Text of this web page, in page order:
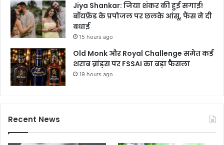
Jiya Shankar: जिया शंकर की हुई सगाई!
बॉयफ्रेंड के प्रपोजल पर छलके आंसू, फैंस ने दी
बधाई
15 hours ago
Old Monk और Royal Challenge समेत कई
शराब ब्रांड्स पर FSSAI का बड़ा फैसला
19 hours ago
Recent News